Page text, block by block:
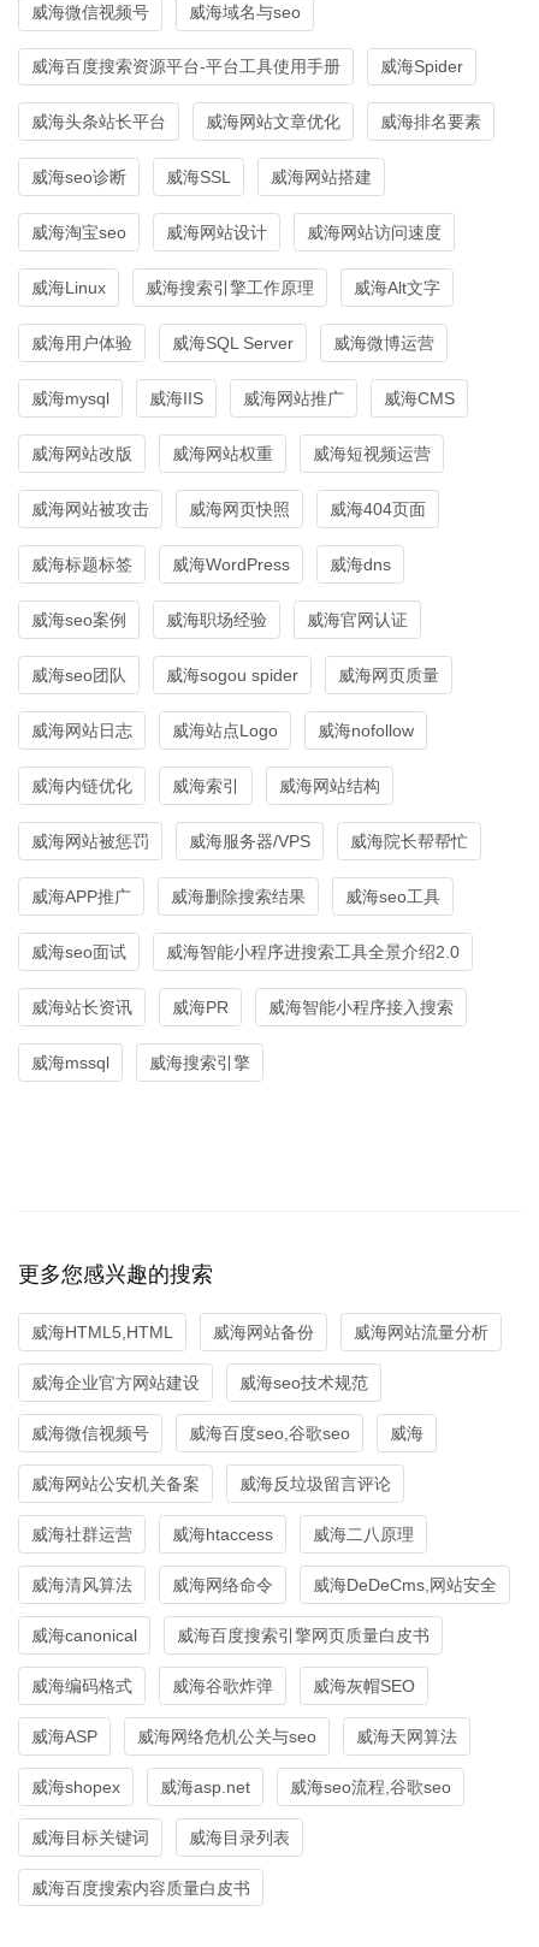
威海微信视频号 威海域名与seo
威海百度搜索资源平台-平台工具使用手册 威海Spider
威海头条站长平台 威海网站文章优化 威海排名要素
威海seo诊断 威海SSL 威海网站搭建
威海淘宝seo 威海网站设计 威海网站访问速度
威海Linux 威海搜索引擎工作原理 威海Alt文字
威海用户体验 威海SQL Server 威海微博运营
威海mysql 威海IIS 威海网站推广 威海CMS
威海网站改版 威海网站权重 威海短视频运营
威海网站被攻击 威海网页快照 威海404页面
威海标题标签 威海WordPress 威海dns
威海seo案例 威海职场经验 威海官网认证
威海seo团队 威海sogou spider 威海网页质量
威海网站日志 威海站点Logo 威海nofollow
威海内链优化 威海索引 威海网站结构
威海网站被惩罚 威海服务器/VPS 威海院长帮帮忙
威海APP推广 威海删除搜索结果 威海seo工具
威海seo面试 威海智能小程序进搜索工具全景介绍2.0
威海站长资讯 威海PR 威海智能小程序接入搜索
威海mssql 威海搜索引擎
更多您感兴趣的搜索
威海HTML5,HTML 威海网站备份 威海网站流量分析
威海企业官方网站建设 威海seo技术规范
威海微信视频号 威海百度seo,谷歌seo 威海
威海网站公安机关备案 威海反垃圾留言评论
威海社群运营 威海htaccess 威海二八原理
威海清风算法 威海网络命令 威海DeDeCms,网站安全
威海canonical 威海百度搜索引擎网页质量白皮书
威海编码格式 威海谷歌炸弹 威海灰帽SEO
威海ASP 威海网络危机公关与seo 威海天网算法
威海shopex 威海asp.net 威海seo流程,谷歌seo
威海目标关键词 威海目录列表
威海百度搜索内容质量白皮书